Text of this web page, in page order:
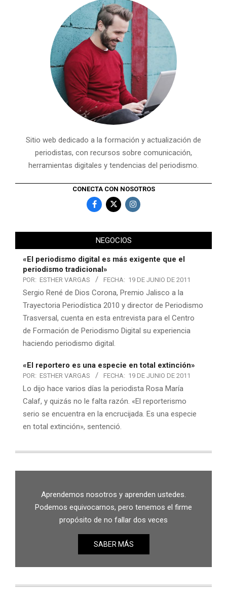
Sitio web dedicado a la formación y actualización de
periodistas, con recursos sobre comunicación,
herramientas digitales y tendencias del periodismo.
CONECTA CON NOSOTROS
NEGOCIOS
«El periodismo digital es más exigente que el
periodismo tradicional»
POR: ESTHER VARGAS FECHA: 19 DE JUNIO DE 2011
Sergio René de Dios Corona, Premio Jalisco a la
Trayectoria Periodística 2010 y director de Periodismo
Trasversal, cuenta en esta entrevista para el Centro
de Formación de Periodismo Digital su experiencia
haciendo periodismo digital.
«El reportero es una especie en total extinción»
POR: ESTHER VARGAS FECHA: 19 DE JUNIO DE 2011
Lo dijo hace varios días la periodista Rosa María
Calaf, y quizás no le falta razón. «El reporterismo
serio se encuentra en la encrucijada. Es una especie
en total extinción», sentenció.
Aprendemos nosotros y aprenden ustedes.
Podemos equivocarnos, pero tenemos el firme
propósito de no fallar dos veces
SABER MÁS